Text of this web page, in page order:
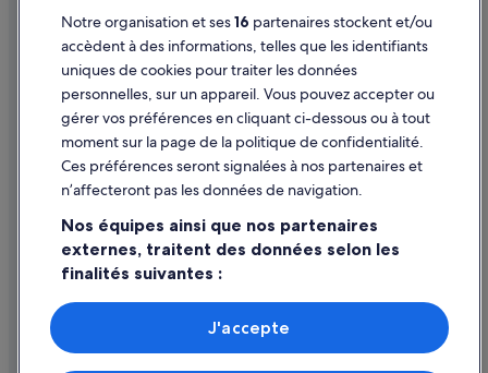
Portet-Sur-Garonne : hôtels Hôtels avec suites
Portet-Sur-Garonne : hôtels Hôtels d’affaires
Portet-Sur-Garonne : hôtels Hôtels LGBTQIA+ friendly
Portet-Sur-Garonne : hôtels Hôtels avec spa
Portet-Sur-Garonne : hôtels Hôtels avec bains à remous
Portet-Sur-Garonne : hôtels Hôtels pas chers
Portet-Sur-Garonne : hôtels
Ramonville-Saint-Agne : Appart’hôtels
Ramonville-Saint-Agne : Châteaux
Ramonville-Saint-Agne : Maison d’hôtes
Aide
Assistance
Annuler votre vol
Annuler une réservation d'hôtel ou de location de vacances
Délais de remboursement
Documents de voyage internationaux
Parmi les moyens de paiement acceptés sur expedia.fr figurent :
American Express, Diner’s Club International, Mastercard, Visa, Visa
Notre organisation et ses16 partenaires stockent et/ou
accèdent à des informations, telles que les identifiants
uniques de cookies pour traiter les données
personnelles, sur un appareil. Vous pouvez accepter ou
gérer vos préférences en cliquant ci-dessous ou à tout
moment sur la page de la politique de confidentialité.
Ces préférences seront signalées à nos partenaires et
n’affecteront pas les données de navigation.
Nos équipes ainsi que nos partenaires
externes, traitent des données selon les
finalités suivantes :
Utiliser des données de géolocalisation précises. Analyser
activement les caractéristiques de l’appareil pour
l’identification. Stocker et/ou accéder à des informations
J'accepte